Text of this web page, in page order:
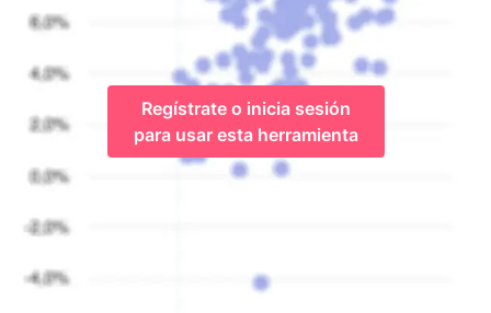
Regístrate o inicia sesión
para usar esta herramienta